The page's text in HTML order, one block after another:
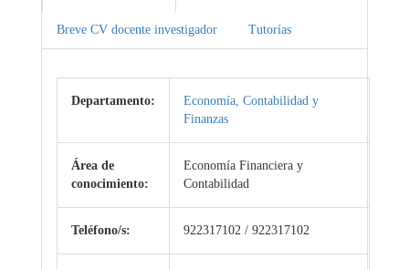
Breve CV docente investigador Tutorías
Departamento:
Economía, Contabilidad y
Finanzas
Área de
conocimiento:
Economía Financiera y
Contabilidad
Teléfono/s: 922317102 / 922317102